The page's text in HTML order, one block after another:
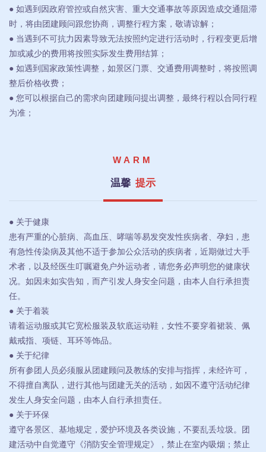
● 如遇到因政府管控或自然灾害、重大交通事故等原因造成交通阻滞
时，将由团建顾问跟您协商，调整行程方案，敬请谅解；
● 当遇到不可抗力因素导致无法按照约定进行活动时，行程变更后增
加或减少的费用将按照实际发生费用结算；
● 如遇到国家政策性调整，如景区门票、交通费用调整时，将按照调
整后价格收费；
● 您可以根据自己的需求向团建顾问提出调整，最终行程以合同行程
为准；
WARM
温馨 提示
● 关于健康
患有严重的心脏病、高血压、哮喘等易发突发性疾病者、孕妇，患
有急性传染病及其他不适于参加公众活动的疾病者，近期做过大手
术者，以及经医生叮嘱避免户外运动者，请您务必声明您的健康状
况。如因未如实告知，而产引发人身安全问题，由本人自行承担责
任。
● 关于着装
请着运动服或其它宽松服装及软底运动鞋，女性不要穿着裙装、佩
戴戒指、项链、耳环等饰品。
● 关于纪律
所有参团人员必须服从团建顾问及教练的安排与指挥，未经许可，
不得擅自离队，进行其他与团建无关的活动，如因不遵守活动纪律
发生人身安全问题，由本人自行承担责任。
● 关于环保
遵守各景区、基地规定，爱护环境及各类设施，不要乱丢垃圾。团
建活动中自觉遵守《消防安全管理规定》，禁止在室内吸烟；禁止